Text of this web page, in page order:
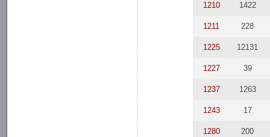
1210 1422
1211 228
1225 12131
1227 39
1237 1263
1243 17
1280 200